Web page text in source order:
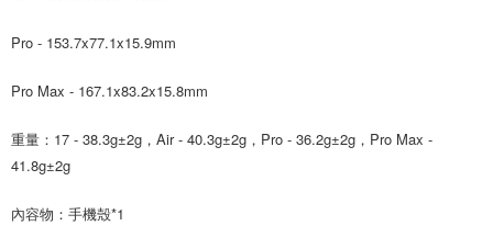
Pro - 153.7x77.1x15.9mm
Pro Max - 167.1x83.2x15.8mm
重量：17 - 38.3g±2g，Air - 40.3g±2g，Pro - 36.2g±2g，Pro Max -
41.8g±2g
內容物：手機殼*1